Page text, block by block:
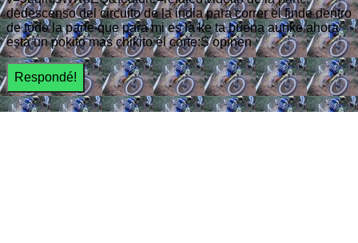
dedescenso del circuito de la india para correr el finde dentro
de todo la parte que para mi es la ke ta buena aunke ahora
esta un pokito mas chikito el corte:S opinen